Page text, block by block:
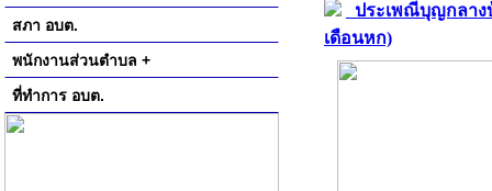
สภา อบต.
พนักงานส่วนตำบล +
ที่ทำการ อบต.
ประเพณีบุญกลา
เดือนหก)